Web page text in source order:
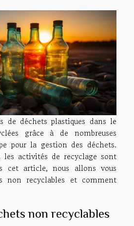
de déchets plastiques dans le
grâce à de nombreuses
pour la gestion des déchets.
les activités de recyclage sont
cet article, nous allons vous
non recyclables et comment
non recyclables